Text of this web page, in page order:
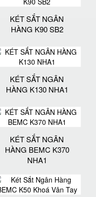
KÉT SẮT NGÂN
HÀNG K90 SB2
KÉT SẮT NGÂN
HÀNG K130 NHA1
KÉT SẮT NGÂN
HÀNG BEMC K370
NHA1